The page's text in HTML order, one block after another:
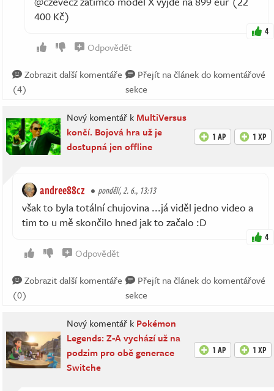
400 Kč)
4
Odpovědět
Zobrazit další komentáře
(4)
Přejít na článek do komentářové
sekce
Nový komentář k MultiVersus
končí. Bojová hra už je
dostupná jen offline
1 AP 1 XP
andree88cz pondělí, 2. 6., 13:13
však to byla totální chujovina ...já viděl jedno video a
tim to u mě skončilo hned jak to začalo :D
4
Odpovědět
Zobrazit další komentáře
(0)
Přejít na článek do komentářové
sekce
Nový komentář k Pokémon
Legends: Z-A vychází už na
podzim pro obě generace
Switche
1 AP 1 XP